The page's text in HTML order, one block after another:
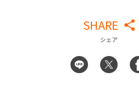
SHARE
シェア